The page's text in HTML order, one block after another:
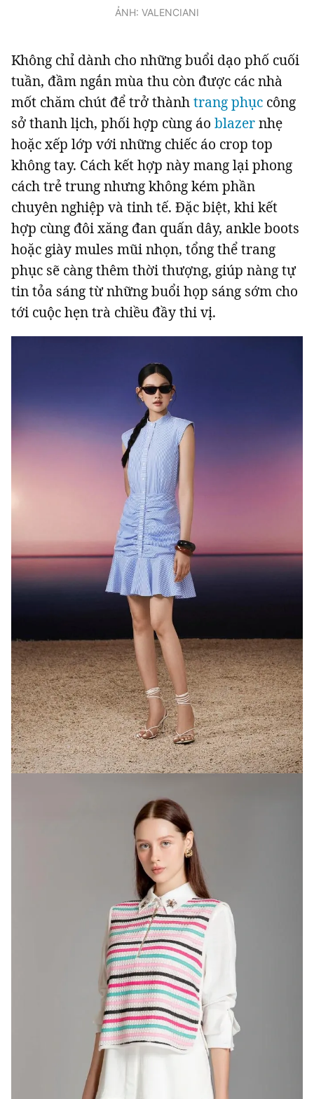
ẢNH: VALENCIANI
Không chỉ dành cho những buổi dạo phố cuối
tuần, đầm ngắn mùa thu còn được các nhà
mốt chăm chút để trở thànhtrang phục công
sở thanh lịch, phối hợp cùng áo blazernhẹ
hoặc xếp lớp với những chiếc áo crop top
không tay. Cách kết hợp này mang lại phong
cách trẻ trung nhưng không kém phần
chuyên nghiệp và tinh tế. Đặc biệt, khi kết
hợp cùng đôi xăng đan quấn dây, ankle boots
hoặc giày mules mũi nhọn, tổng thể trang
phục sẽ càng thêm thời thượng, giúp nàng tự
tin tỏa sáng từ những buổi họp sáng sớm cho
tới cuộc hẹn trà chiều đầy thi vị.